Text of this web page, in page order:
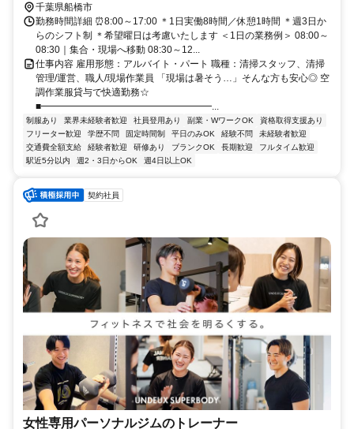
千葉県船橋市
勤務時間詳細 ⏰8:00～17:00 ＊1日実働8時間／休憩1時間 ＊週3日か
らのシフト制 ＊希望曜日は考慮いたします ＜1日の業務例＞ 08:00～
08:30｜集合・現場へ移動 08:30～12...
仕事内容 雇用形態：アルバイト・パート 職種：清掃スタッフ、清掃
管理/運営、職人/現場作業員 「現場は暑そう…」そんな方も安心◎ 空
調作業服貸与で快適勤務☆
■━━━━━━━━━━━━━━━━━━...
制服あり 業界未経験者歓迎 社員登用あり 副業・WワークOK
資格取得支援あり
フリーター歓迎
学歴不問 固定時間制 平日のみOK 経験不問
未経験者歓迎
交通費全額支給
経験者歓迎 研修あり ブランクOK 長期歓迎
フルタイム歓迎
駅近5分以内
週2・3日からOK 週4日以上OK
契約社員
女性専用パーソナルジムのトレーナー